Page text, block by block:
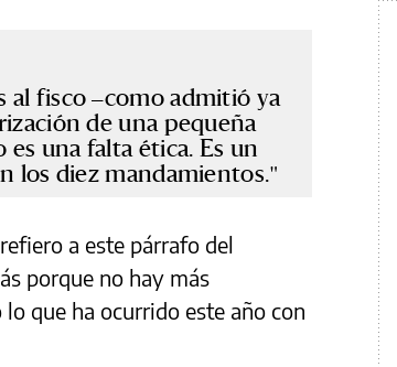
al fisco –como admitió ya
de una pequeña
una falta ética. Es un
los diez mandamientos.
a este párrafo del
porque no hay más
que ha ocurrido este año con